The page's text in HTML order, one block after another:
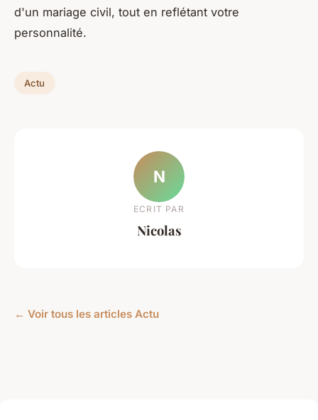
d'un mariage civil, tout en reflétant votre
personnalité.
Actu
N
ECRIT PAR
Nicolas
← Voir tous les articles Actu